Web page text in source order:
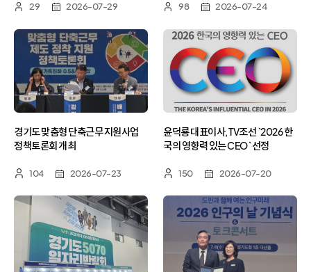
29 2026-07-29 98 2026-07-24
경기도 맞춤형 단축근무 지원사업
정책토론회 개최
104 2026-07-23
윤덕룡 대표이사, TV조선 `2026 한
국의 영향력 있는 CEO` 선정
150 2026-07-20